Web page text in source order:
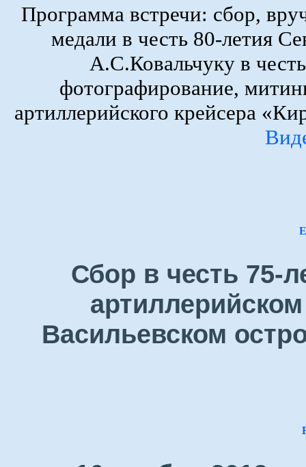
Программа встречи: сбор,
медали в честь 80-летия
А.С.Ковальчуку в
фотографирование,
артиллерийского крейсера
Сбор в честь 75-
Васильевском